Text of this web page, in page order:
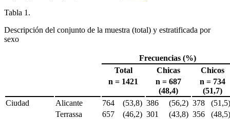
Tabla 1.
Descripción del conjunto de la muestra (total) y estratificada por
sexo
Frecuencias (%)
Total
Chicas
Chicos
n = 1421
n = 687
(48,4)
n = 734
(51,7)
Ciudad
Alicante 764 (53,8) 386 (56,2) 378
Terrassa
657 (46,2) 301 (43,8) 356